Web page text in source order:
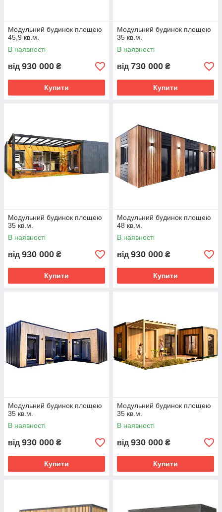
Модульний будинок площею
45,9 кв.м.
В наявності
від 930 000 ₴
Купити
Модульний будинок площею
35 кв.м.
В наявності
від 730 000 ₴
Купити
Модульний будинок площею
35 кв.м.
В наявності
від 930 000 ₴
Купити
Модульний будинок площею
48 кв.м.
В наявності
від 930 000 ₴
Купити
Модульний будинок площею
35 кв.м.
В наявності
від 930 000 ₴
Купити
Модульний будинок площею
35 кв.м.
В наявності
від 930 000 ₴
Купити